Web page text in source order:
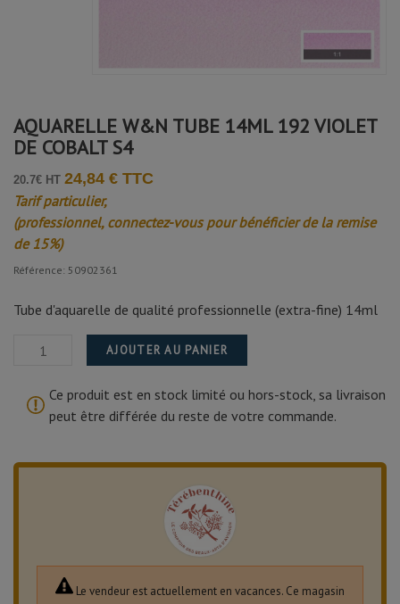
AQUARELLE W&N TUBE 14ML 192 VIOLET
DE COBALT S4
20.7€ HT 24,84 € TTC
Tarif particulier,
(professionnel, connectez-vous pour bénéficier de la remise
de 15%)
Référence: 50902361
Tube d'aquarelle de qualité professionnelle (extra-fine) 14ml
AJOUTER AU PANIER
Ce produit est en stock limité ou hors-stock, sa livraison
peut être différée du reste de votre commande.
Le vendeur est actuellement en vacances. Ce magasin